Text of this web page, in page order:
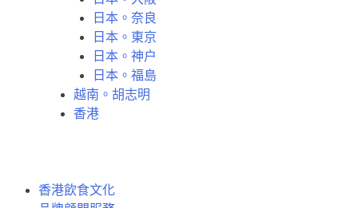
日本。奈良
日本。東京
日本。神户
日本。福島
越南。胡志明
香港
香港飲食文化